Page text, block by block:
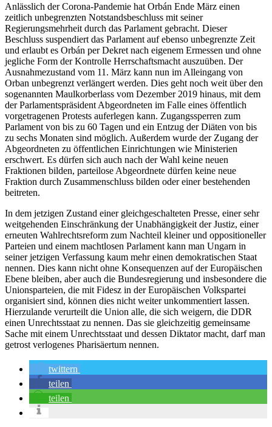
Anlässlich der Corona-Pandemie hat Orbán Ende März einen
zeitlich unbegrenzten Notstandsbeschluss mit seiner
Regierungsmehrheit durch das Parlament gebracht. Dieser
Beschluss suspendiert das Parlament auf ebenso unbegrenzte Zeit
und erlaubt es Orbán per Dekret nach eigenem Ermessen und ohne
jegliche Form der Kontrolle Herrschaftsmacht auszuüben. Der
Ausnahmezustand vom 11. März kann nun im Alleingang von
Orban unbegrenzt verlängert werden. Dies geht noch weit über den
sogenannten Maulkorberlass vom Dezember 2019 hinaus, mit dem
der Parlamentspräsident Abgeordneten im Falle eines öffentlich
vorgetragenen Protests auferlegen kann. Zugangssperren zum
Parlament von bis zu 60 Tagen und ein Entzug der Diäten von bis
zu sechs Monaten sind möglich. Außerdem wurde der Zugang der
Abgeordneten zu öffentlichen Einrichtungen wie Ministerien
erschwert. Es dürfen sich auch nach der Wahl keine neuen
Fraktionen bilden, parteilose Abgeordnete dürfen keine neue
Fraktion durch Zusammenschluss bilden oder einer bestehenden
beitreten.
In dem jetzigen Zustand einer gleichgeschalteten Presse, einer sehr
weitgehenden Einschränkung der Unabhängigkeit der Justiz, einer
erneuten Wahlrechtsreform zum Nachteil kleiner und oppositioneller
Parteien und einem machtlosen Parlament kann man Ungarn in
seiner jetzigen Verfassung kaum mehr einen demokratischen Staat
nennen. Dies kann nicht ohne Konsequenzen auf der Europäischen
Ebene bleiben, aber auch die Bundesregierung und insbesondere die
Unionsparteien, die mit Fidesz in der Europäischen Volkspartei
organisiert sind, können dies nicht weiter unkommentiert lassen.
Hierzulande verurteilt die Union alle, die sich weigern, die DDR
einen Unrechtsstaat zu nennen. Das sie gleichzeitig gemeinsame
Sache mit einem Unrechtsstaat und dessen Diktator macht, darf man
getrost verlogenes Pharisäertum nennen.
twittern
teilen
teilen